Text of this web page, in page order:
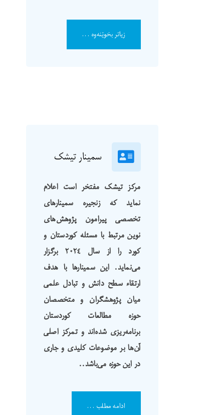
زیاتر بخوێنەوە ...
سمینار تیشک
مرکز تیشک مفتخر است اعلام
نماید که زنجیره سمینارهای
تخصصی پیرامون پژوهش‌های
نوین مرتبط با مسئله کوردستان و
کورد را از سال ٢٠٢٤ برگزار
می‌نماید. این سمینارها با هدف
ارتقاء سطح دانش و تبادل علمی
میان پژوهشگران و متخصصان
حوزه مطالعات کوردستان
برنامه‌ریزی شده‌اند و تمرکز اصلی
آن‌ها بر موضوعات کلیدی و جاری
در این حوزه می‌باشد..
ادامه مطلب ...